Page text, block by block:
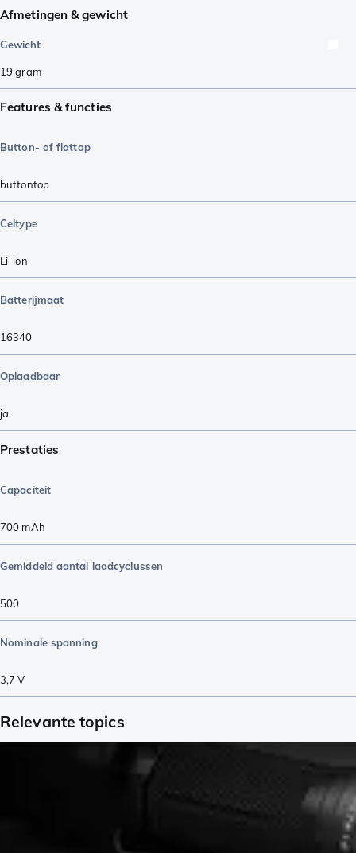
Afmetingen & gewicht
Gewicht
19 gram
Features & functies
Button- of flattop
buttontop
Celtype
Li-ion
Batterijmaat
16340
Oplaadbaar
ja
Prestaties
Capaciteit
700 mAh
Gemiddeld aantal laadcyclussen
500
Nominale spanning
3,7 V
Relevante topics